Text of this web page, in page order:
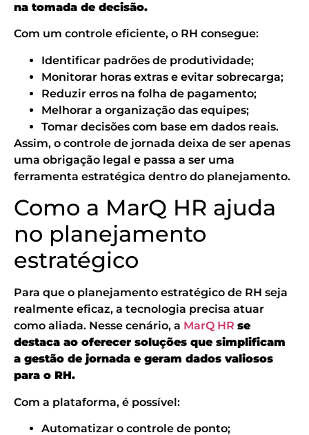
na tomada de decisão.
Com um controle eficiente, o RH consegue:
Identificar padrões de produtividade;
Monitorar horas extras e evitar sobrecarga;
Reduzir erros na folha de pagamento;
Melhorar a organização das equipes;
Tomar decisões com base em dados reais.
Assim, o controle de jornada deixa de ser apenas
uma obrigação legal e passa a ser uma
ferramenta estratégica dentro do planejamento.
Como a MarQ HR ajuda
no planejamento
estratégico
Para que o planejamento estratégico de RH seja
realmente eficaz, a tecnologia precisa atuar
como aliada. Nesse cenário, a MarQ HR se
destaca ao oferecer soluções que simplificam
a gestão de jornada e geram dados valiosos
para o RH.
Com a plataforma, é possível:
Automatizar o controle de ponto;